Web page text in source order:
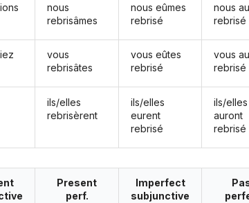
nous
rebrisâmes
vous
rebrisâtes
ils/elles
rebrisèrent
nous eûmes
rebrisé
vous eûtes
rebrisé
ils/elles
eurent
rebrisé
nous
rebrisé
vous
rebrisé
ils/elles
auront
rebrisé
Present
perf.
Imperfect
subjunctive